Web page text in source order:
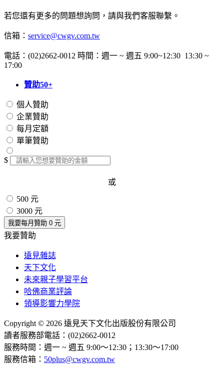
若您還有更多的問題想詢問，請與我們客服聯繫。
信箱： service@cwgv.com.tw
電話：(02)2662-0012 時間：週一 ~ 週五 9:00~12:30 13:30 ~
17:00
贊助50+
個人贊助
企業贊助
每月定額
單筆贊助
$
或
500 元
3000 元
我要每月贊助 0 元
我要贊助
遠見雜誌
天下文化
未來親子學習平台
哈佛商業評論
領導影響力學院
Copyright © 2026 遠見天下文化出版股份有限公司
讀者服務部電話：(02)2662-0012
服務時間：週一 ~ 週五 9:00～12:30；13:30～17:00
服務信箱： 50plus@cwgv.com.tw